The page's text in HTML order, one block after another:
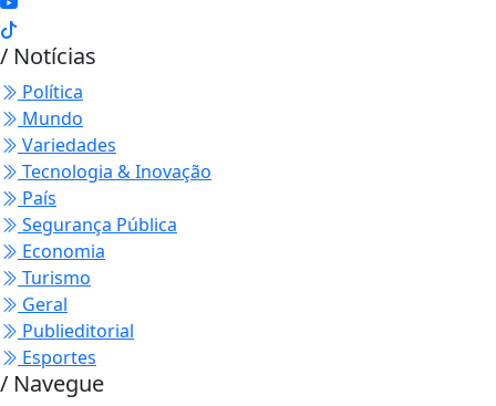
/ Notícias
Política
Mundo
Variedades
Tecnologia & Inovação
País
Segurança Pública
Economia
Turismo
Geral
Publieditorial
Esportes
/ Navegue